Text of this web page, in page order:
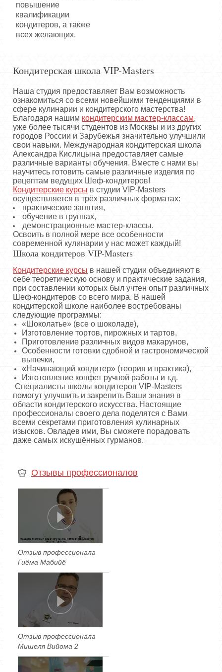
повышение
квалификации
кондитеров, а также
всех желающих.
Кондитерская школа VIP-Masters
Наша студия предоставляет Вам возможность
ознакомиться со всеми новейшими тенденциями в
сфере кулинарии и кондитерского мастерства!
Благодаря нашим кондитерским мастер-классам,
уже более тысячи студентов из Москвы и из других
городов России и Зарубежья значительно улучшили
свои навыки. Международная кондитерская школа
Александра Кислицына предоставляет самые
различные варианты обучения. Вместе с нами вы
научитесь готовить самые различные изделия по
рецептам ведущих Шеф-кондитеров!
Кондитерские курсы в студии VIP-Masters
осуществляется в трёх различных форматах:
практические занятия,
обучение в группах,
демонстрационные мастер-классы.
Освоить в полной мере все особенности
современной кулинарии у нас может каждый!
Школа кондитеров VIP-Masters
Кондитерские курсы в нашей студии объединяют в
себе теоретическую основу и практические задания,
при составлении которых был учтен опыт различных
Шеф-кондитеров со всего мира. В нашей
кондитерской школе наиболее востребованы
следующие программы:
«Шоколатье» (все о шоколаде),
Изготовление тортов, пирожных и тартов,
Приготовление различных видов макарунов,
Особенности готовки сдобной и гастрономической
выпечки,
«Начинающий кондитер» (теория и практика),
Изготовление конфет ручной работы и т.д.
Специалисты школы кондитеров VIP-Masters
помогут улучшить и закрепить Ваши знания в
области кондитерского искусства. Настоящие
профессионалы своего дела поделятся с Вами
всеми секретами приготовления кулинарных
изысков. Овладев ими, Вы сможете порадовать
даже самых искушённых гурманов.
Отзывы профессионалов
Отзыв профессионала
Гиёма Мабийё
Отзыв профессионала
Мишеля Вийома 2